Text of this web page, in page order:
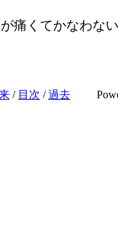
痛くてかなわな
/ 目次 /過去